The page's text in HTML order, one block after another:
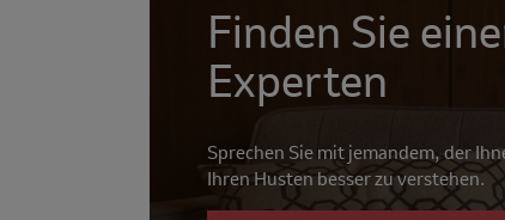
Finden Sie
Experten
Sprechen Sie mit jemandem, der
Ihren Husten besser zu verstehen.